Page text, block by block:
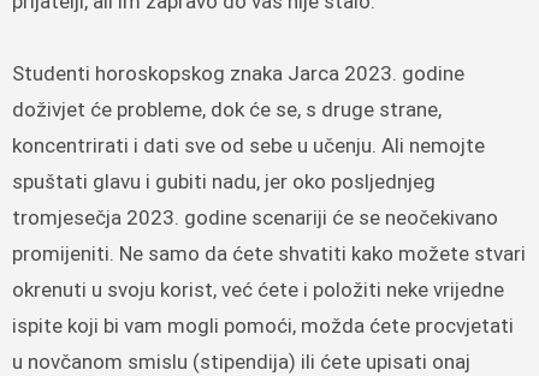
Studenti horoskopskog znaka Jarca 2023. godine
doživjet će probleme, dok će se, s druge strane,
koncentrirati i dati sve od sebe u učenju. Ali nemojte
spuštati glavu i gubiti nadu, jer oko posljednjeg
tromjesečja 2023. godine scenariji će se neočekivano
promijeniti. Ne samo da ćete shvatiti kako možete stvari
okrenuti u svoju korist, već ćete i položiti neke vrijedne
ispite koji bi vam mogli pomoći, možda ćete procvjetati
u novčanom smislu (stipendija) ili ćete upisati onaj